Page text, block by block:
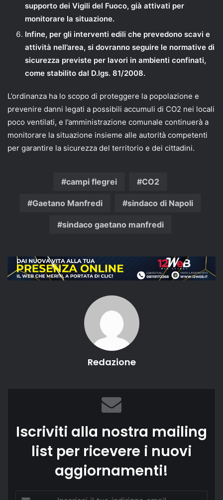
supporto dei Vigili del Fuoco, già attivati per
monitorare la situazione.
Infine, per gli interventi edili che prevedono scavi e
attività nell’area, si dovranno seguire le normative di
sicurezza previste per lavori in ambienti confinati,
come stabilito dal D.lgs. 81/2008.
L’ordinanza ha lo scopo di proteggere la popolazione e
prevenire danni legati a possibili accumuli di CO2 nei locali
poco ventilati, e l’amministrazione comunale continuerà a
monitorare la situazione insieme alle autorità competenti
per garantire la sicurezza del territorio e dei cittadini.
campi flegrei CO2
Gaetano Manfredi sindaco di Napoli
sindaco gaetano manfredi
Redazione
Iscriviti alla nostra mailing
list per ricevere i nuovi
aggiornamenti!